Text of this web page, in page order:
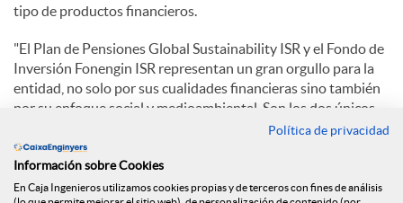
tipo de productos financieros.
"El Plan de Pensiones Global Sustainability ISR y el Fondo de
Inversión Fonengin ISR representan un gran orgullo para la
entidad, no solo por sus cualidades financieras sino también
por su enfoque social y medioambiental. Son los dos únicos
productos financiero y asegurador que poseen esta
certificación AENOR en España" comenta Víctor Cardona,
Director de RSC del Grupo Caja de Ingenieros.
Política de privacidad
Información sobre Cookies
En Caja Ingenieros utilizamos cookies propias y de terceros con fines de análisis